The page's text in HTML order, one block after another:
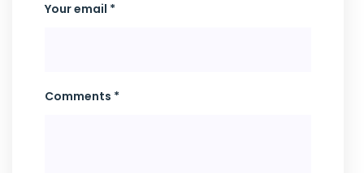
Your email *
Comments *